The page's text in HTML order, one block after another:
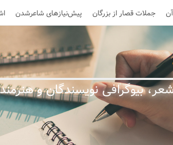
جملات قصار از بزرگان پیش‌نیازهای شاعرشدن
بیوگرافی نویسندگان و